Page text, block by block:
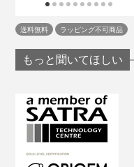
送料無料 ラッピング不可商品
もっと聞いてほしい